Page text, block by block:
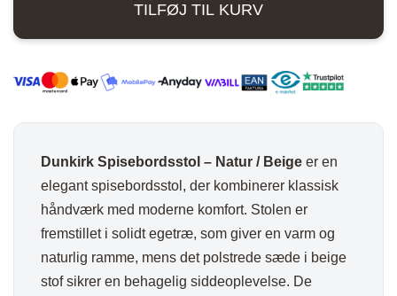
Beige
TILFØJ TIL KURV
Dunkirk Spisebordsstol – Natur / Beige er en
elegant spisebordsstol, der kombinerer klassisk
håndværk med moderne komfort. Stolen er
fremstillet i solidt egetræ, som giver en varm og
naturlig ramme, mens det polstrede sæde i beige
stof sikrer en behagelig siddeoplevelse. De